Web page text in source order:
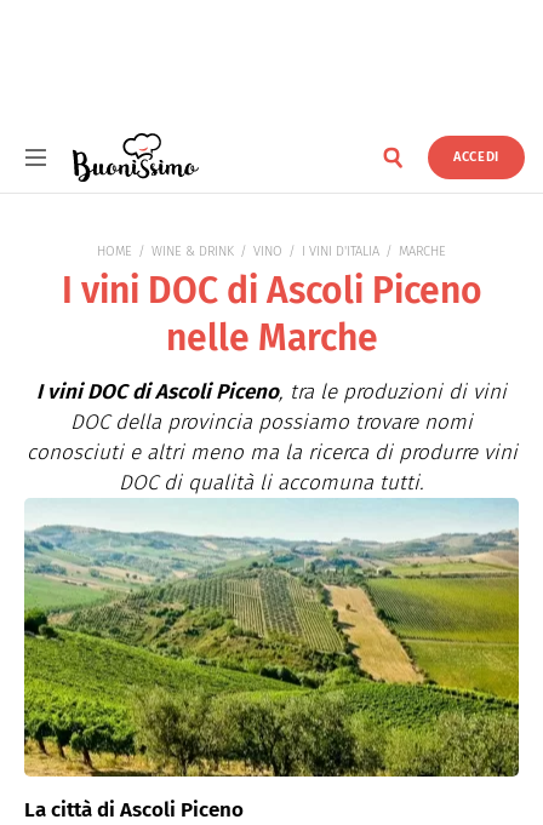
ACCEDI
HOME WINE & DRINK VINO I VINI D'ITALIA MARCHE
I vini DOC di Ascoli Piceno
nelle Marche
I vini DOC di Ascoli Piceno, tra le produzioni di vini
DOC della provincia possiamo trovare nomi
conosciuti e altri meno ma la ricerca di produrre vini
DOC di qualità li accomuna tutti.
La città di Ascoli Piceno